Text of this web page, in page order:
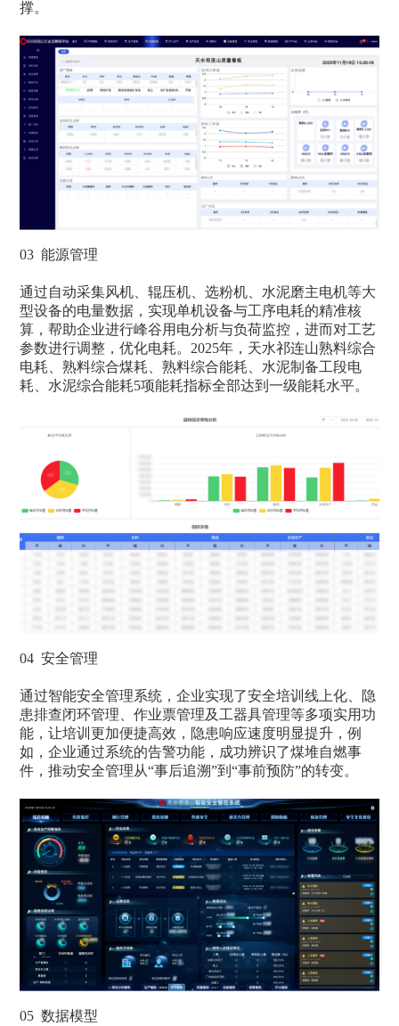
撑。
03 能源管理
通过自动采集风机、辊压机、选粉机、水泥磨主电机等大
型设备的电量数据，实现单机设备与工序电耗的精准核
算，帮助企业进行峰谷用电分析与负荷监控，进而对工艺
参数进行调整，优化电耗。2025年，天水祁连山熟料综合
电耗、熟料综合煤耗、熟料综合能耗、水泥制备工段电
耗、水泥综合能耗5项能耗指标全部达到一级能耗水平。
04 安全管理
通过智能安全管理系统，企业实现了安全培训线上化、隐
患排查闭环管理、作业票管理及工器具管理等多项实用功
能，让培训更加便捷高效，隐患响应速度明显提升，例
如，企业通过系统的告警功能，成功辨识了煤堆自燃事
件，推动安全管理从“事后追溯”到“事前预防”的转变。
05 数据模型